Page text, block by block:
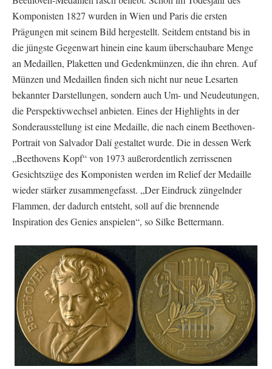
Komponisten 1827 wurden in Wien und Paris die ersten
Prägungen mit seinem Bild hergestellt. Seitdem entstand bis in
die jüngste Gegenwart hinein eine kaum überschaubare Menge
an Medaillen, Plaketten und Gedenkmünzen, die ihn ehren. Auf
Münzen und Medaillen finden sich nicht nur neue Lesarten
bekannter Darstellungen, sondern auch Um- und Neudeutungen,
die Perspektivwechsel anbieten. Eines der Highlights in der
Sonderausstellung ist eine Medaille, die nach einem Beethoven-
Portrait von Salvador Dalí gestaltet wurde. Die in dessen Werk
„Beethovens Kopf“ von 1973 außerordentlich zerrissenen
Gesichtszüge des Komponisten werden im Relief der Medaille
wieder stärker zusammengefasst. „Der Eindruck züngelnder
Flammen, der dadurch entsteht, soll auf die brennende
Inspiration des Genies anspielen“, so Silke Bettermann.